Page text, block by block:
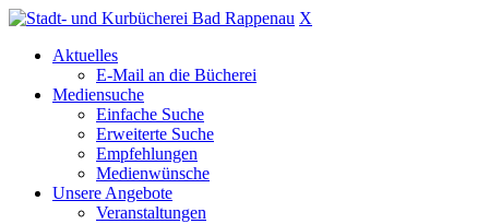
X
Aktuelles
E-Mail an die Bücherei
Mediensuche
Einfache Suche
Erweiterte Suche
Empfehlungen
Medienwünsche
Unsere Angebote
Veranstaltungen